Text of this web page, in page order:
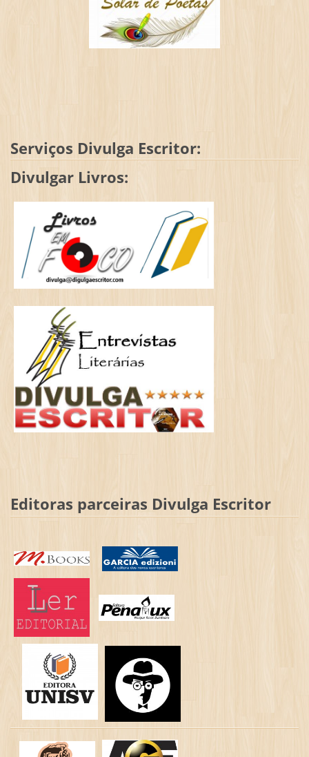
Serviços Divulga Escritor:
Divulgar Livros:
Editoras parceiras Divulga Escritor